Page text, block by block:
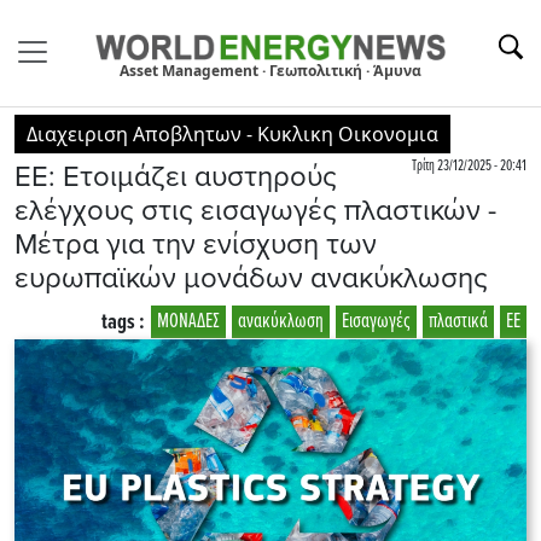
Asset Management · Γεωπολιτική · Άμυνα
Διαχειριση Αποβλητων - Κυκλικη Οικονομια
Τρίτη 23/12/2025 - 20:41
ΕΕ: Ετοιμάζει αυστηρούς
ελέγχους στις εισαγωγές πλαστικών -
Μέτρα για την ενίσχυση των
ευρωπαϊκών μονάδων ανακύκλωσης
ΕΕ
πλαστικά
Εισαγωγές
ανακύκλωση
ΜΟΝΑΔΕΣ
tags :